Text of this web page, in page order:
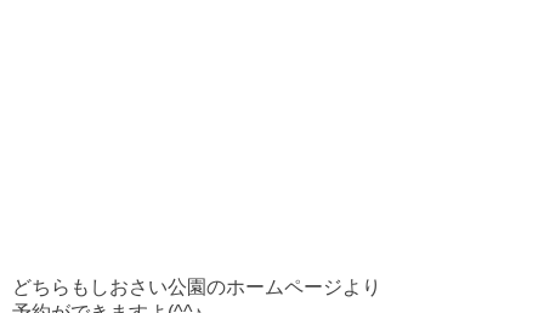
どちらもしおさい公園のホームページより